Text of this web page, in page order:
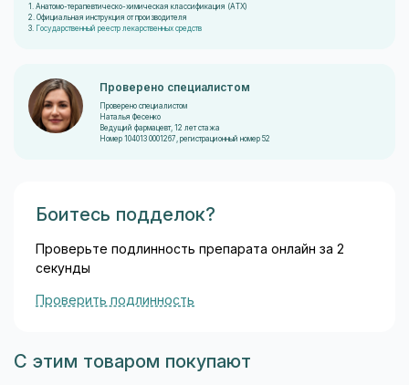
1. Анатомо-терапевтическо-химическая классификация (ATX)
2. Официальная инструкция от производителя
3.
Государственный реестр лекарственных средств
Проверено специалистом
Проверено специалистом
Наталья Фесенко
Ведущий фармацевт, 12 лет стажа
Номер 104013 0001267, регистрационный номер 52
Боитесь подделок?
Проверьте подлинность препарата онлайн за 2
секунды
Проверить подлинность
С этим товаром покупают